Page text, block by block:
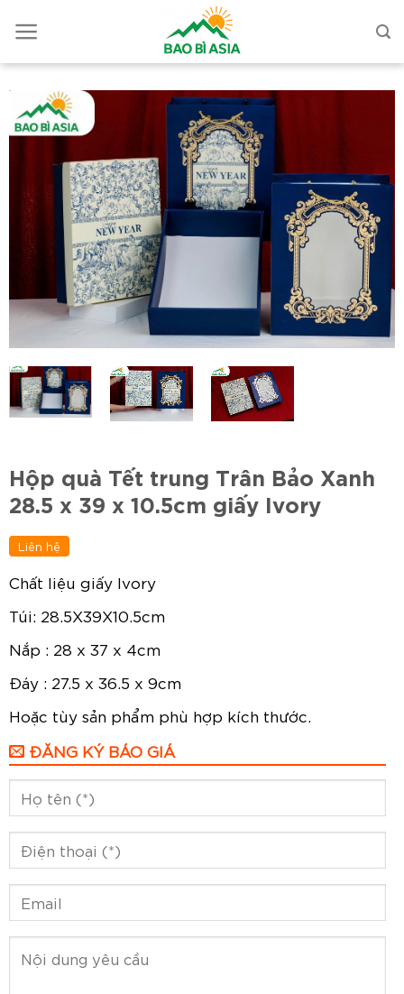
Hộp quà Tết trung Trân Bảo Xanh
28.5 x 39 x 10.5cm giấy Ivory
Liên hệ
Chất liệu giấy Ivory
Túi: 28.5X39X10.5cm
Nắp : 28 x 37 x 4cm
Đáy : 27.5 x 36.5 x 9cm
Hoặc tùy sản phẩm phù hợp kích thước.
ĐĂNG KÝ BÁO GIÁ